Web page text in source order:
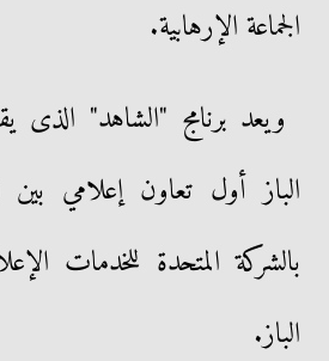
الجماعة الإرهابية.
ويعد برنامج "الشاهد" الذى
الباز أول تعاون إعلامي بين
بالشركة المتحدة للخدمات
الباز.